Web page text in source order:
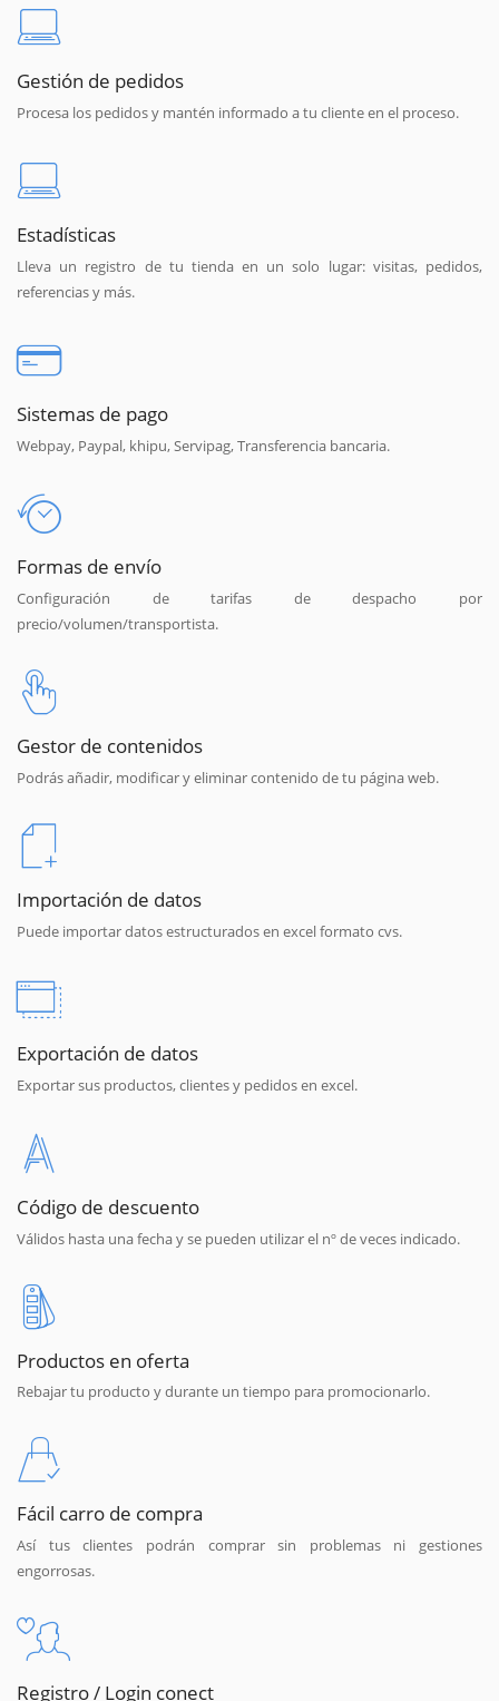
Gestión de pedidos
Procesa los pedidos y mantén informado a tu cliente en el proceso.
Estadísticas
Lleva un registro de tu tienda en un solo lugar: visitas, pedidos,
referencias y más.
Sistemas de pago
Webpay, Paypal, khipu, Servipag, Transferencia bancaria.
Formas de envío
Configuración de tarifas de despacho por
precio/volumen/transportista.
Gestor de contenidos
Podrás añadir, modificar y eliminar contenido de tu página web.
Importación de datos
Puede importar datos estructurados en excel formato cvs.
Exportación de datos
Exportar sus productos, clientes y pedidos en excel.
Código de descuento
Válidos hasta una fecha y se pueden utilizar el nº de veces indicado.
Productos en oferta
Rebajar tu producto y durante un tiempo para promocionarlo.
Fácil carro de compra
Así tus clientes podrán comprar sin problemas ni gestiones
engorrosas.
Registro / Login conect